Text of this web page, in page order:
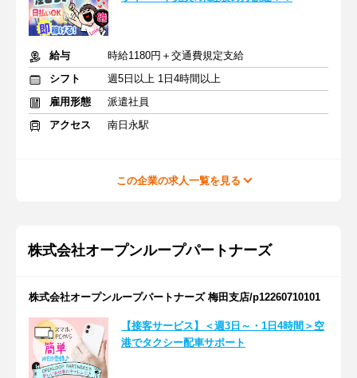
給与
時給1180円＋交通費規定支給
シフト
週5日以上 1日4時間以上
雇用形態
派遣社員
アクセス
南日永駅
この企業の求人一覧を見る
株式会社オープンループパートナーズ
株式会社オープンループパートナーズ 梅田支店/p12260710101
【接客サービス】＜週3日～・1日4時間＞空
港でタクシー配車サポート